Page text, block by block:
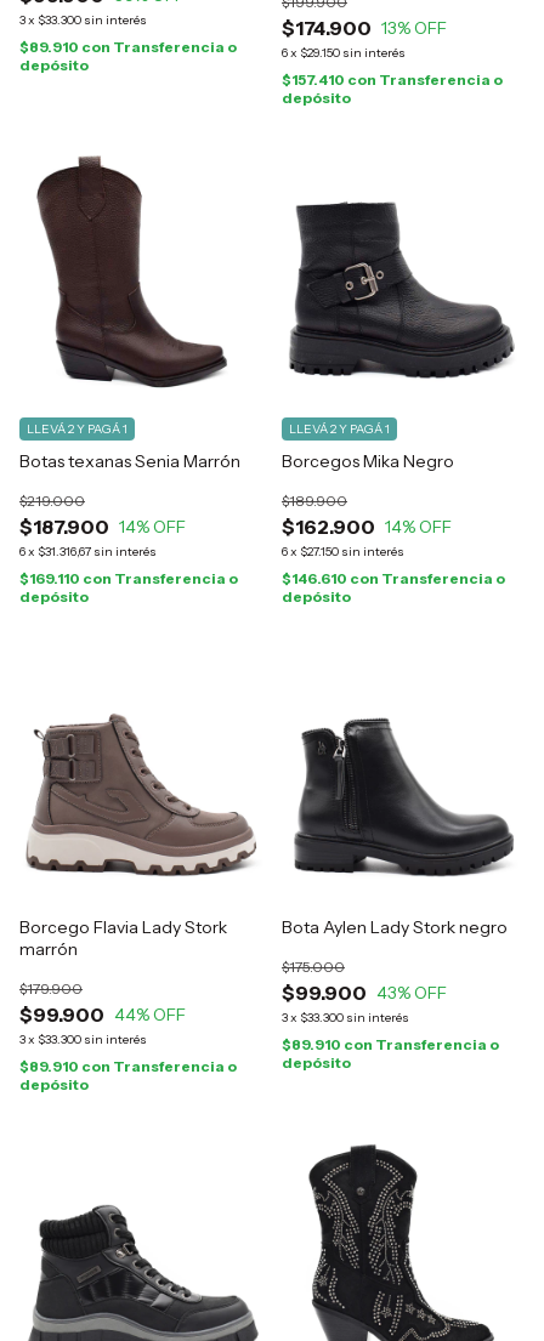
3x $33.300 sin interés
$89.910 con Transferencia o
depósito
$174.900 13% OFF
6x $29.150 sin interés
$157.410 con Transferencia o
depósito
Botas texanas Senia Marrón
$187.900
$219.000
14% OFF
6x $31.316,67 sin interés
LLEVÁ 2 Y PAGÁ 1
$169.110 con Transferencia o
depósito
Borcegos Mika Negro
$162.900
$189.900
14% OFF
6x $27.150 sin interés
LLEVÁ 2 Y PAGÁ 1
$146.610 con Transferencia o
depósito
Borcego Flavia Lady Stork
marrón
$99.900
$179.900
44% OFF
3x $33.300 sin interés
$89.910 con Transferencia o
depósito
Bota Aylen Lady Stork negro
$99.900
$175.000
43% OFF
3x $33.300 sin interés
$89.910 con Transferencia o
depósito